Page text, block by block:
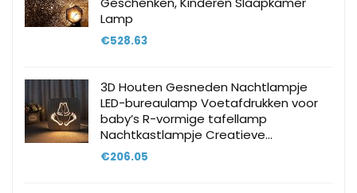
Lamp
€528.63
3D Houten Gesneden Nachtlampje
LED-bureaulamp Voetafdrukken voor
baby’s R-vormige tafellamp
Nachtkastlampje Creatieve…
€206.05